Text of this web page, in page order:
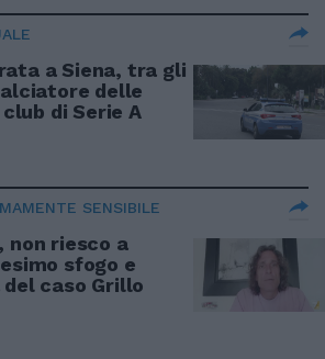
a Siena, tra gli
delle
di Serie A
SENSIBILE
non riesco a
sfogo e
caso Grillo